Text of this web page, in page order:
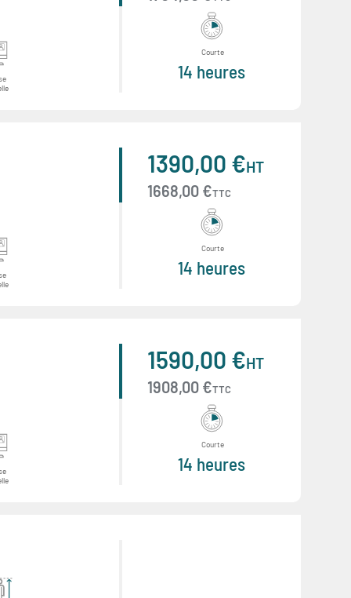
Courte
14 heures
1390,00 €HT
1668,00 €TTC
Courte
14 heures
1590,00 €HT
1908,00 €TTC
Courte
14 heures